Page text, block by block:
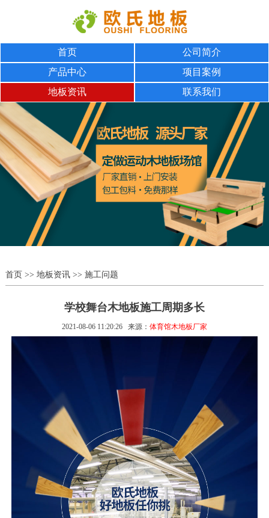
首页
公司简介
产品中心
项目案例
地板资讯
联系我们
首页>> 地板资讯>> 施工问题
学校舞台木地板施工周期多长
2021-08-06 11:20:26 来源： 体育馆木地板厂家